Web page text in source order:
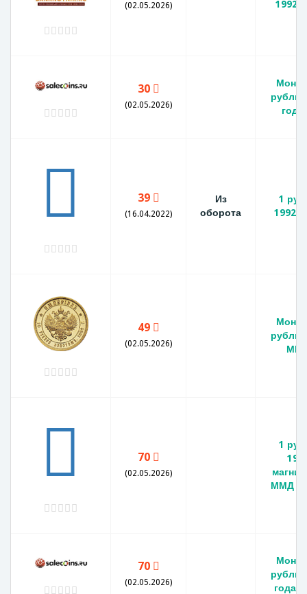
(02.05.2026) 1992
30
(02.05.2026)
рубль
39
(16.04.2022)
Из
оборота
1
1992
49
(02.05.2026)
рубль
70
(02.05.2026)
1
ММД
70
(02.05.2026)
рубль
года